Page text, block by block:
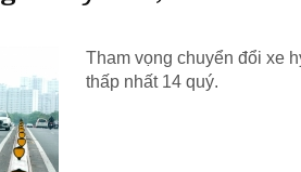
Tham vọng chuyển đổi xe
thấp nhất 14 quý.